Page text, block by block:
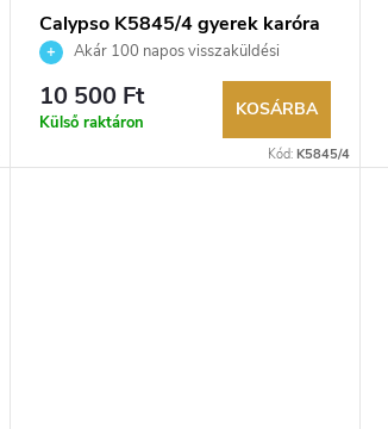
Calypso K5845/4 gyerek karóra
Akár 100 napos visszaküldési
lehetőség. Hivatalos márkakereskedő.
10 500 Ft
Külső raktáron
KOSÁRBA
Kód: K5845/4